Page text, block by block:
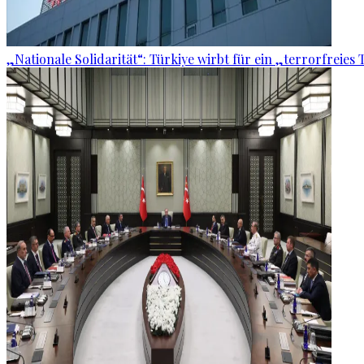
„Nationale Solidarität“: Türkiye wirbt für ein „terrorfreies